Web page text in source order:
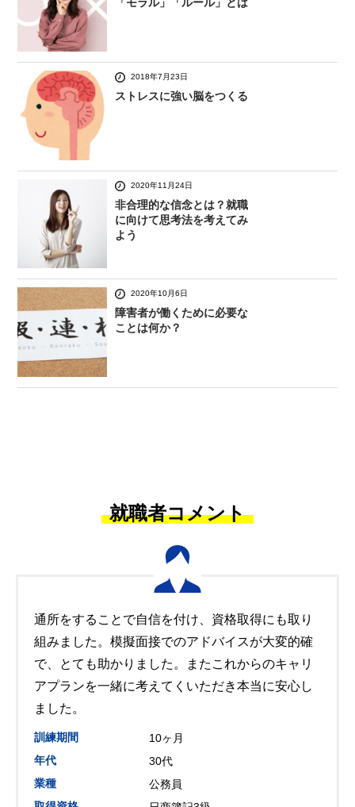
「モラル」「ルール」とは
2018年7月23日
ストレスに強い脳をつくる
2020年11月24日
非合理的な信念とは？就職
に向けて思考法を考えてみ
よう
2020年10月6日
障害者が働くために必要な
ことは何か？
就職者コメント
通所をすることで自信を付け、資格取得にも取り
組みました。模擬面接でのアドバイスが大変的確
で、とても助かりました。またこれからのキャリ
アプランを一緒に考えてくいただき本当に安心し
ました。
訓練期間
10ヶ月
年代
30代
業種
公務員